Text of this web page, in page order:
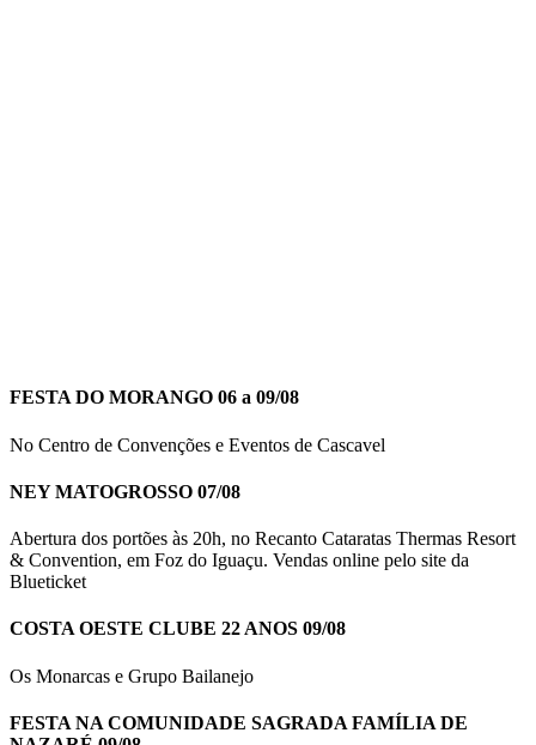
FESTA DO MORANGO 06 a 09/08
No Centro de Convenções e Eventos de Cascavel
NEY MATOGROSSO 07/08
Abertura dos portões às 20h, no Recanto Cataratas Thermas Resort
& Convention, em Foz do Iguaçu. Vendas online pelo site da
Blueticket
COSTA OESTE CLUBE 22 ANOS 09/08
Os Monarcas e Grupo Bailanejo
FESTA NA COMUNIDADE SAGRADA FAMÍLIA DE